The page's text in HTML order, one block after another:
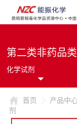
第二类非药品
化学试剂
首页 产品中
剂